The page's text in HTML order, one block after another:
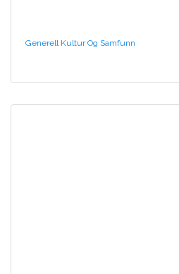
Generell Kultur Og Samfunn